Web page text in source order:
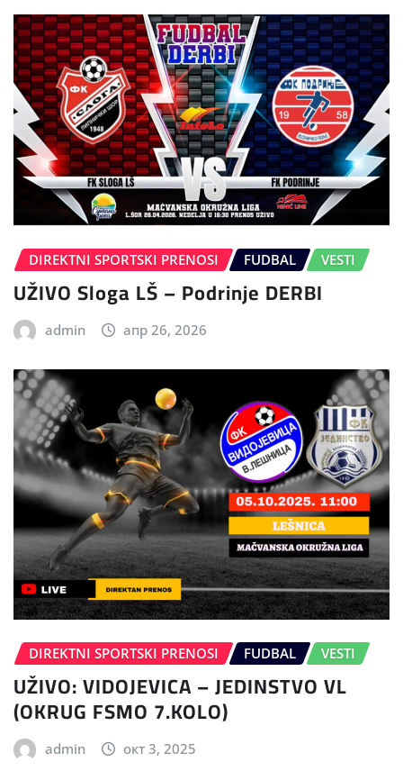
DIREKTNI SPORTSKI PRENOSI FUDBAL VESTI
UŽIVO Sloga LŠ – Podrinje DERBI
admin апр 26, 2026
DIREKTNI SPORTSKI PRENOSI FUDBAL VESTI
UŽIVO: VIDOJEVICA – JEDINSTVO VL
(OKRUG FSMO 7.KOLO)
admin окт 3, 2025